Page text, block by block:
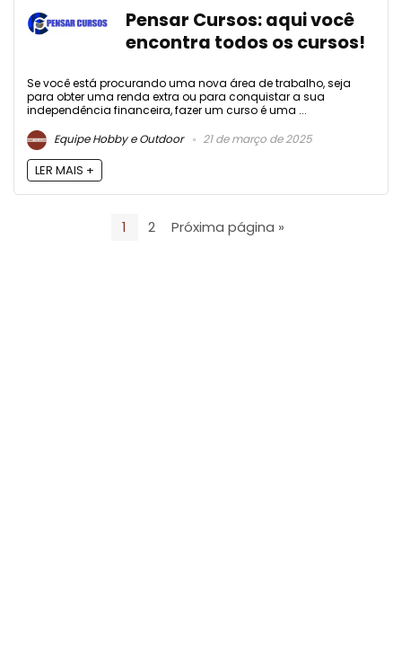
Pensar Cursos: aqui você
encontra todos os cursos!
Se você está procurando uma nova área de trabalho, seja
para obter uma renda extra ou para conquistar a sua
independência financeira, fazer um curso é uma ...
Equipe Hobby e Outdoor
21 de março de 2025
LER MAIS +
1 2 Próxima página »